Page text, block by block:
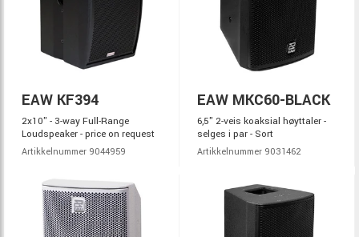
EAW KF394
2x10" - 3-way Full-Range
Loudspeaker - price on request
Artikkelnummer 9044959
EAW MKC60-BLACK
6,5" 2-veis koaksial høyttaler -
selges i par - Sort
Artikkelnummer 9031462